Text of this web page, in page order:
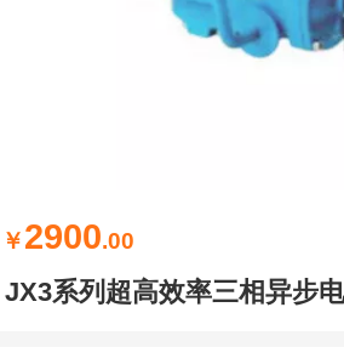
￥2900.00
JX3系列超高效率三相异步